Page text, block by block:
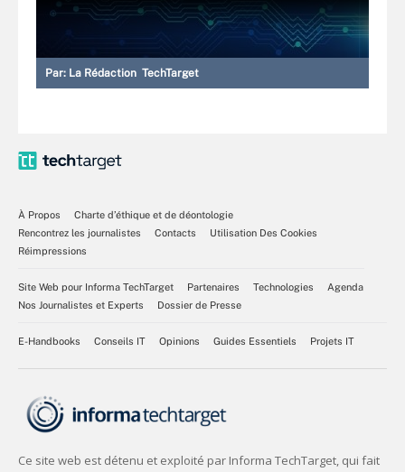
Par: La Rédaction TechTarget
À Propos
Charte d’éthique et de déontologie
Rencontrez les journalistes
Contacts
Utilisation Des Cookies
Réimpressions
Site Web pour Informa TechTarget Partenaires Technologies
Agenda
Nos Journalistes et Experts
Dossier de Presse
E-Handbooks Conseils IT Opinions Guides Essentiels Projets IT